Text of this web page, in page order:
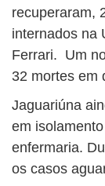
recuperaram,
internados na
Ferrari. Um
32 mortes em
Jaguariúna
em
enfermaria.
os casos